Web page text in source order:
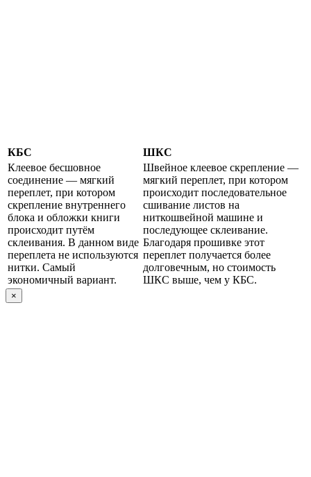
КБС
ШКС
Клеевое бесшовное
соединение — мягкий
переплет, при котором
скрепление внутреннего
блока и обложки книги
происходит путём
склеивания. В данном виде
переплета не используются
нитки. Самый
экономичный вариант.
Швейное клеевое скрепление —
мягкий переплет, при котором
происходит последовательное
сшивание листов на
ниткошвейной машине и
последующее склеивание.
Благодаря прошивке этот
переплет получается более
долговечным, но стоимость
ШКС выше, чем у КБС.
×